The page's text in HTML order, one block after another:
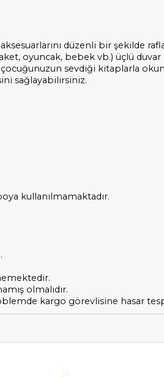
düzenli bir şekilde
oyuncak, bebek vb.) üçlü duvar
sevdiği kitaplarla
sağlayabilirsiniz.
kullanılmamaktadır.
olmalıdır.
kargo görevlisine hasar